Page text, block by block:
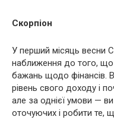
Скорпіон
У перший місяць весни
наближення до того,
бажань щодо фінансів.
рівень свого доходу і
але за однієї умови —
оточуючих і робити те,